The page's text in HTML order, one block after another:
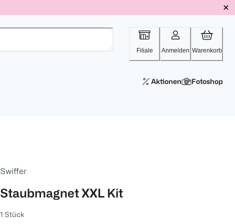
Filiale Anmelden Warenkorb
Aktionen Fotoshop
Swiffer
Staubmagnet XXL Kit
1 Stück